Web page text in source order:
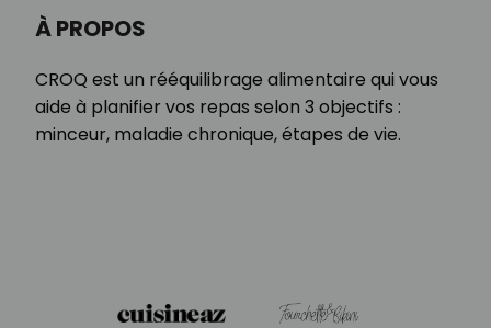
À PROPOS
CROQ est un rééquilibrage alimentaire qui vous
aide à planifier vos repas selon 3 objectifs :
minceur, maladie chronique, étapes de vie.